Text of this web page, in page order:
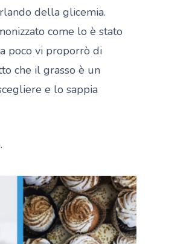
della glicemia.
come lo è stato
poco vi proporrò di
che il grasso è un
e lo sappia